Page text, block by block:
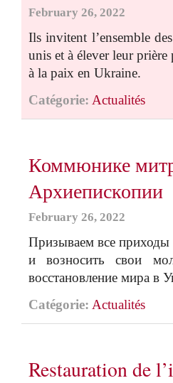
February 26, 2022
Ils invitent l’ensemble
unis et à élever leur
à la paix en Ukraine.
Catégorie: Actualités
Коммюнике
Архиепископии
February 26, 2022
Призываем все
и возносить свои
восстановление мира в
Catégorie: Actualités
Restauration de